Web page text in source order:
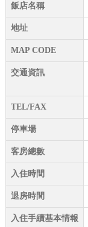
飯店名稱
地址
MAP CODE
交通資訊
TEL/FAX
停車場
客房總數
入住時間
退房時間
入住手續基本情報